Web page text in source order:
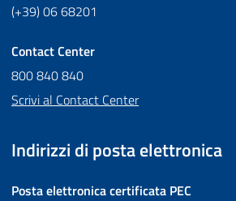
(+39) 06 68201
Contact Center
800 840 840
Scrivi al Contact Center
Indirizzi di posta elettronica
Posta elettronica certificata PEC